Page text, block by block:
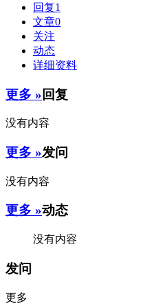
回复1
文章0
关注
动态
详细资料
更多 »回复
没有内容
更多 »发问
没有内容
更多 »动态
没有内容
发问
更多